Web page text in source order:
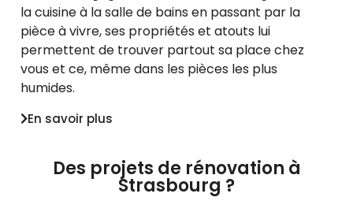
la cuisine à la salle de bains en passant par la
pièce à vivre, ses propriétés et atouts lui
permettent de trouver partout sa place chez
vous et ce, même dans les pièces les plus
humides.
En savoir plus
Des projets de rénovation à
Strasbourg ?